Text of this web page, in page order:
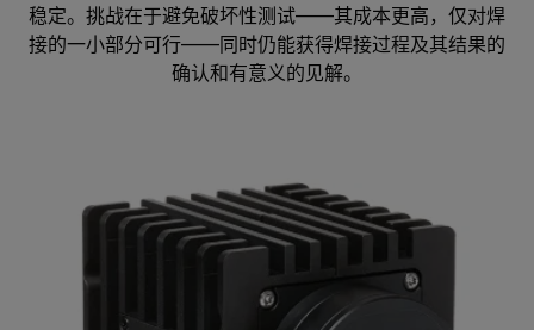
稳定。挑战在于避免破坏性测试——其成本更高，仅对焊
接的一小部分可行——同时仍能获得焊接过程及其结果的
确认和有意义的见解。